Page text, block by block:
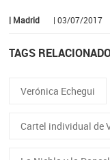
| Madrid | 03/07/2017
TAGS
Verónica Echegui
Cartel individual de